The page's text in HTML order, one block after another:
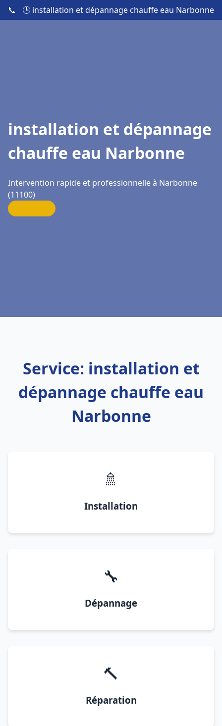
📞 🕒 installation et dépannage chauffe eau Narbonne
installation et dépannage
chauffe eau Narbonne
Intervention rapide et professionnelle à Narbonne
(11100)
Service: installation et
dépannage chauffe eau
Narbonne
🚿
Installation
🔧
Dépannage
🔨
Réparation